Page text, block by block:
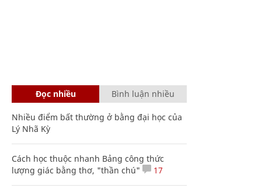
Đọc nhiều Bình luận nhiều
Nhiều điểm bất thường ở bằng đại học của
Lý Nhã Kỳ
Cách học thuộc nhanh Bảng công thức
lượng giác bằng thơ, "thần chú"
17